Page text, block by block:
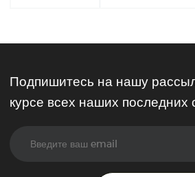
Подпишитесь на нашу
курсе всех наших последних